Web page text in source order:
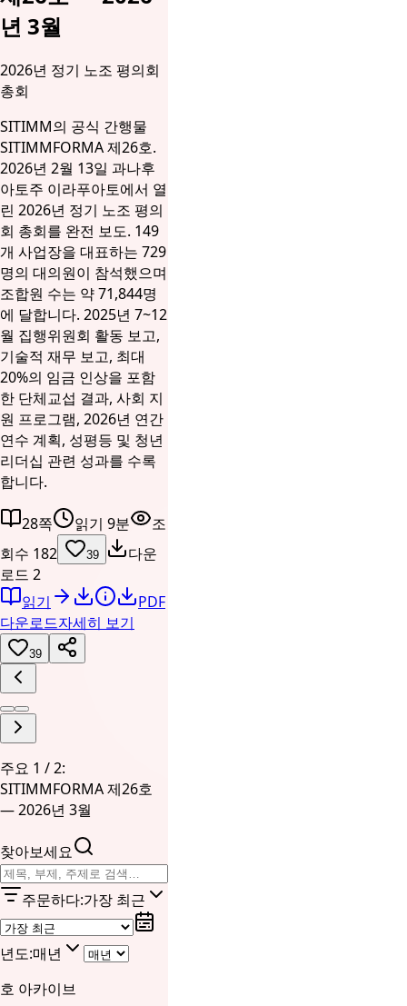
년 3월
2026년 정기 노조 평의회
총회
SITIMM의 공식 간행물
SITIMMFORMA 제26호.
2026년 2월 13일 과나후
아토주 이라푸아토에서 열
린 2026년 정기 노조 평의
회 총회를 완전 보도. 149
개 사업장을 대표하는 729
명의 대의원이 참석했으며
조합원 수는 약 71,844명
에 달합니다. 2025년 7~12
월 집행위원회 활동 보고,
기술적 재무 보고, 최대
20%의 임금 인상을 포함
한 단체교섭 결과, 사회 지
원 프로그램, 2026년 연간
연수 계획, 성평등 및 청년
리더십 관련 성과를 수록
합니다.
28쪽 읽기 9분
조
회수 182
39
다운
로드 2
읽기
PDF
다운로드자세히 보기
39
주요 1 / 2:
SITIMMFORMA 제26호
— 2026년 3월
찾아보세요
주문하다:가장 최근
년도:매년
호 아카이브